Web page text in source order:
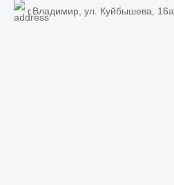
г.Владимир, ул. Куйбышева, 16а